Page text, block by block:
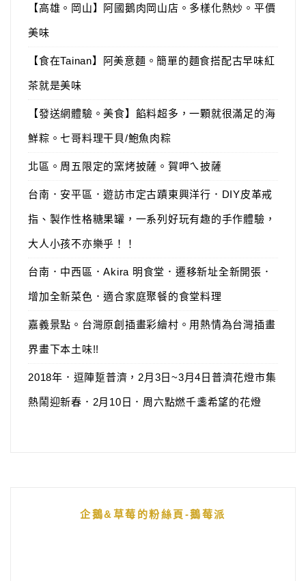
【高雄。岡山】阿國鵝肉岡山店。多樣化熱炒。平價
美味
【食在Tainan】阿美意麵。簡單的麵食搭配古早味紅
茶就是美味
【發送網體驗。美食】餡料超多，一顆就很滿足的海
鮮粽。七哥料理干貝/鮑魚肉粽
北區。周五限定的窯烤披薩。賀呷ㄟ披薩
台南．安平區．遊訪市定古蹟東興洋行．DIY皮革戒
指、製作性格糖果罐，一系列好玩有趣的手作體驗，
大人小孩不亦樂乎！！
台南．中西區．Akira 明食堂．遷移新址全新開張．
增加全新菜色．適合家庭聚餐的食堂料理
嘉義景點。台灣原創插畫彩繪村。用熱情為台灣插畫
界畫下本土味!!
2018年．逗陣踅普濟，2月3日~3月4日普濟花燈市集
熱鬧迎新春．2月10日．周六點燃千盞希望的花燈
企鵝&草莓的粉絲頁-鵝莓派